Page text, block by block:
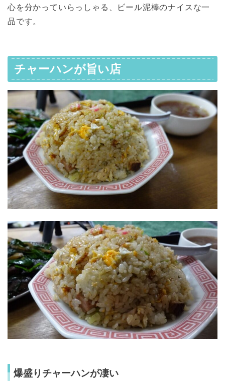
心を分かっていらっしゃる、ビール泥棒のナイスな一
品です。
チャーハンが旨い店
爆盛りチャーハンが凄い